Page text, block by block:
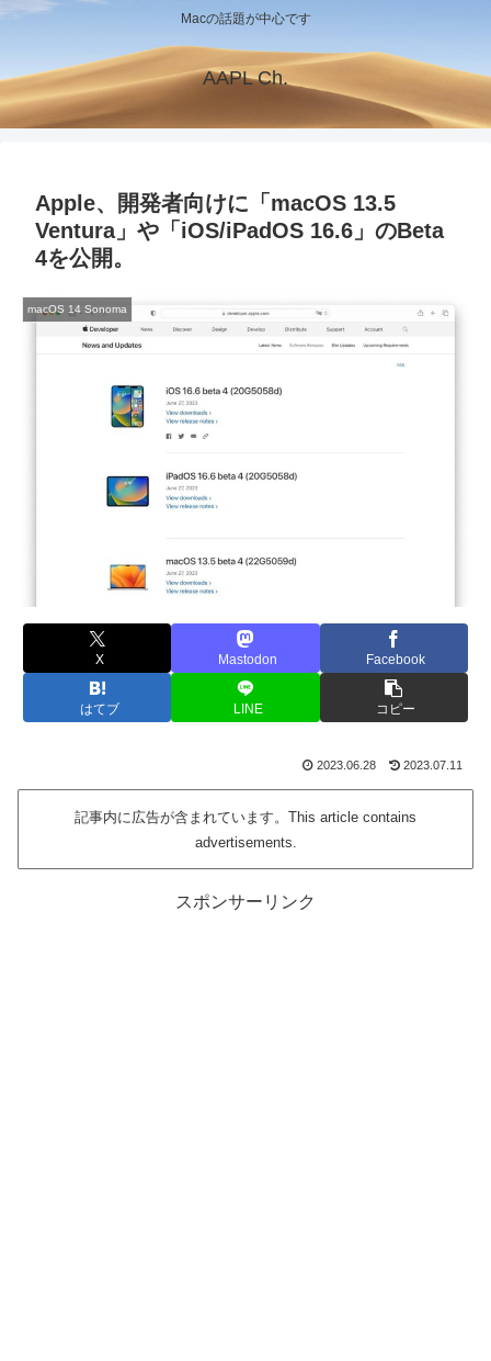
Macの話題が中心です
AAPL Ch.
Apple、開発者向けに「macOS 13.5
Ventura」や「iOS/iPadOS 16.6」のBeta
4を公開。
macOS 14 Sonoma
X Mastodon Facebook
はてブ LINE コピー
2023.06.28 2023.07.11
記事内に広告が含まれています。This article contains
advertisements.
スポンサーリンク